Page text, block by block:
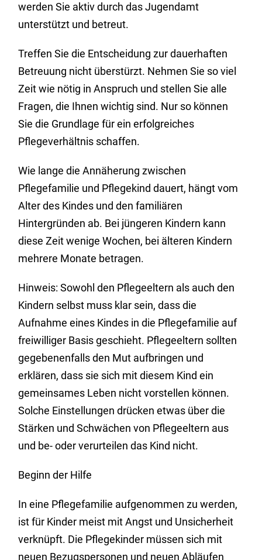
werden Sie aktiv durch das Jugendamt
unterstützt und betreut.
Treffen Sie die Entscheidung zur dauerhaften
Betreuung nicht überstürzt. Nehmen Sie so viel
Zeit wie nötig in Anspruch und stellen Sie alle
Fragen, die Ihnen wichtig sind. Nur so können
Sie die Grundlage für ein erfolgreiches
Pflegeverhältnis schaffen.
Wie lange die Annäherung zwischen
Pflegefamilie und Pflegekind dauert, hängt vom
Alter des Kindes und den familiären
Hintergründen ab. Bei jüngeren Kindern kann
diese Zeit wenige Wochen, bei älteren Kindern
mehrere Monate betragen.
Hinweis: Sowohl den Pflegeeltern als auch den
Kindern selbst muss klar sein, dass die
Aufnahme eines Kindes in die Pflegefamilie auf
freiwilliger Basis geschieht. Pflegeeltern sollten
gegebenenfalls den Mut aufbringen und
erklären, dass sie sich mit diesem Kind ein
gemeinsames Leben nicht vorstellen können.
Solche Einstellungen drücken etwas über die
Stärken und Schwächen von Pflegeeltern aus
und be- oder verurteilen das Kind nicht.
Beginn der Hilfe
In eine Pflegefamilie aufgenommen zu werden,
ist für Kinder meist mit Angst und Unsicherheit
verknüpft. Die Pflegekinder müssen sich mit
neuen Bezugspersonen und neuen Abläufen